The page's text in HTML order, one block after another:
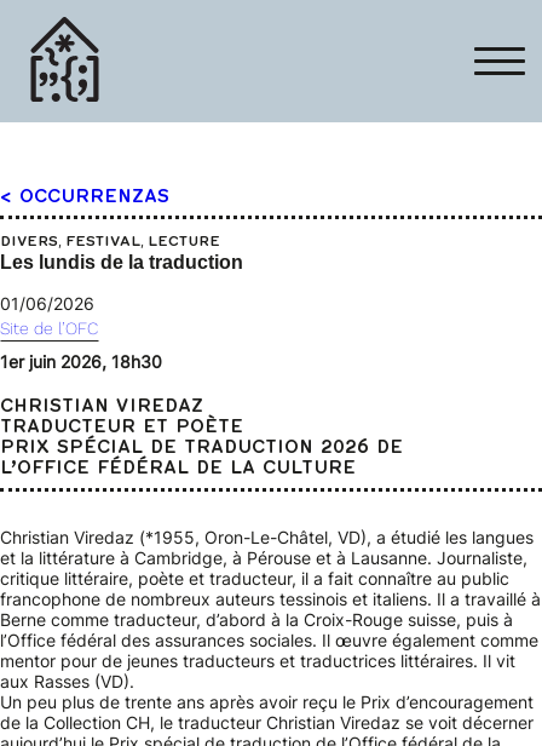
< OCCURRENZAS
DIVERS, FESTIVAL, LECTURE
Les lundis de la traduction
01/06/2026
Site de l’OFC
1er juin 2026, 18h30
CHRISTIAN VIREDAZ
TRADUCTEUR ET POÈTE
PRIX SPÉCIAL DE TRADUCTION 2026 DE
L’OFFICE FÉDÉRAL DE LA CULTURE
Christian Viredaz (*1955, Oron-Le-Châtel, VD), a étudié les langues
et la littérature à Cambridge, à Pérouse et à Lausanne. Journaliste,
critique littéraire, poète et traducteur, il a fait connaître au public
francophone de nombreux auteurs tessinois et italiens. Il a travaillé à
Berne comme traducteur, d’abord à la Croix-Rouge suisse, puis à
l’Office fédéral des assurances sociales. Il œuvre également comme
mentor pour de jeunes traducteurs et traductrices littéraires. Il vit
aux Rasses (VD).
Un peu plus de trente ans après avoir reçu le Prix d’encouragement
de la Collection CH, le traducteur Christian Viredaz se voit décerner